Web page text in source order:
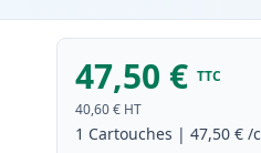
47,50 € TTC
40,60 € HT
1 Cartouches |47,50 € /